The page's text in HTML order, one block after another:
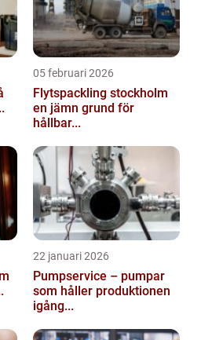
05 februari 2026
Flytspackling stockholm
en jämn grund för
hållbar...
22 januari 2026
Pumpservice – pumpar
som håller produktionen
igång...